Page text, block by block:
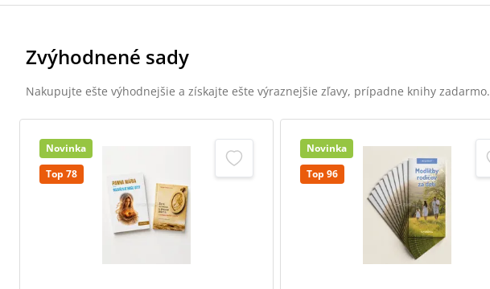
Zvýhodnené sady
Nakupujte ešte výhodnejšie a získajte ešte výraznejšie zľavy, prípadne knihy zadarmo.
Novinka
Top 78
Novinka
Top 96